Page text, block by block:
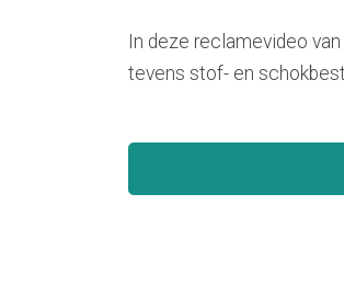
In deze reclamevideo
tevens stof- en